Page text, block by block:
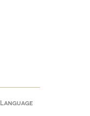
Language